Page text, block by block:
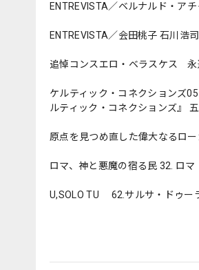
ENTREVISTA／ベルナルド・ア
ENTREVISTA／会田桃子 石川浩司
追悼コンスエロ・ベラスケス 永
ケルティック・コネクションズ
ルティック・コネクションズ』
原点を見つめ直した偉大なるロ
ロマ、神と悪魔の宿る民 32. ロ
U,SOLO TU 62.サルサ・ドゥー